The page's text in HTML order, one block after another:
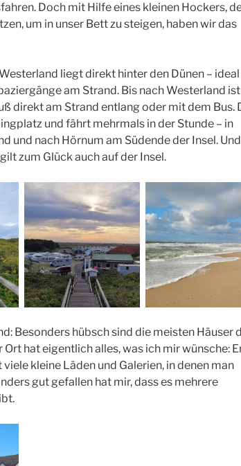
Doch mit Hilfe eines kleinen Hockers,
um in unser Bett zu steigen, haben wir das
liegt direkt hinter den Dünen –
am Strand. Bis nach Westerland
direkt am Strand entlang oder mit dem Bus.
und fährt mehrmals in der Stunde – in
und nach Hörnum am Südende der Insel.
zum Glück auch auf der Insel.
Besonders hübsch sind die meisten Häuser
Ort hat eigentlich alles, was ich mir wünsche:
kleine Läden und Galerien, in denen man
gut gefallen hat mir, dass es mehrere